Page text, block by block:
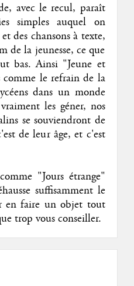
avec le recul, paraît
simples auquel on
des chansons à texte,
de la jeunesse, ce que
bas. Ainsi "Jeune et
comme le refrain de la
dans un monde
les géner, nos
se souviendront de
de leur âge, et c'est
"Jours étrange"
suffisamment le
en faire un objet tout
trop vous conseiller.